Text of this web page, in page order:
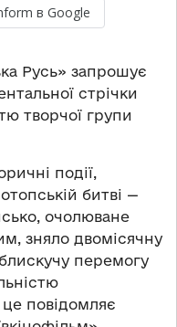
в Google
Русь» запрошує
стрічки
творчої групи
події,
битві —
очолюване
зняло двомісячну
перемогу
повідомляє